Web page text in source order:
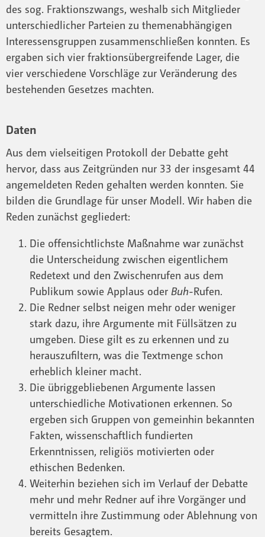
des sog. Fraktionszwangs, weshalb sich Mitglieder
unterschiedlicher Parteien zu themenabhängigen
Interessensgruppen zusammenschließen konnten. Es
ergaben sich vier fraktionsübergreifende Lager, die
vier verschiedene Vorschläge zur Veränderung des
bestehenden Gesetzes machten.
Daten
Aus dem vielseitigen Protokoll der Debatte geht
hervor, dass aus Zeitgründen nur 33 der insgesamt 44
angemeldeten Reden gehalten werden konnten. Sie
bilden die Grundlage für unser Modell. Wir haben die
Reden zunächst gegliedert:
Die offensichtlichste Maßnahme war zunächst
die Unterscheidung zwischen eigentlichem
Redetext und den Zwischenrufen aus dem
Publikum sowie Applaus oder Buh-Rufen.
Die Redner selbst neigen mehr oder weniger
stark dazu, ihre Argumente mit Füllsätzen zu
umgeben. Diese gilt es zu erkennen und zu
herauszufiltern, was die Textmenge schon
erheblich kleiner macht.
Die übriggebliebenen Argumente lassen
unterschiedliche Motivationen erkennen. So
ergeben sich Gruppen von gemeinhin bekannten
Fakten, wissenschaftlich fundierten
Erkenntnissen, religiös motivierten oder
ethischen Bedenken.
Weiterhin beziehen sich im Verlauf der Debatte
mehr und mehr Redner auf ihre Vorgänger und
vermitteln ihre Zustimmung oder Ablehnung von
bereits Gesagtem.